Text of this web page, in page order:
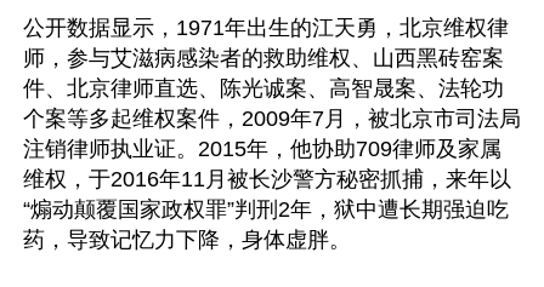
公开数据显示，1971年出生的江天勇，北京维权律
师，参与艾滋病感染者的救助维权、山西黑砖窑案
件、北京律师直选、陈光诚案、高智晟案、法轮功
个案等多起维权案件，2009年7月，被北京市司法局
注销律师执业证。2015年，他协助709律师及家属
维权，于2016年11月被长沙警方秘密抓捕，来年以
“煽动颠覆国家政权罪”判刑2年，狱中遭长期强迫吃
药，导致记忆力下降，身体虚胖。